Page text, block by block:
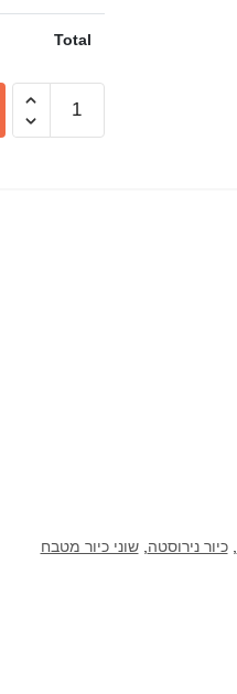
Total
,כיור נירוסטה ,שוני כיור מטבח